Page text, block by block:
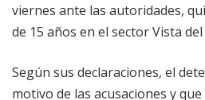
viernes ante las autoridades,
de 15 años en el sector Vista del
Según sus declaraciones, el
motivo de las acusaciones y